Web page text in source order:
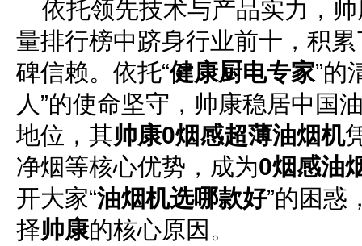
依托领先技术与产品实力，
量排行榜中跻身行业前十，积
碑信赖。依托“健康厨电专家”的
人”的使命坚守，帅康稳居中国
地位，其帅康0烟感超薄油烟机
净烟等核心优势，成为0烟感油
开大家“油烟机选哪款好”的困惑
择帅康的核心原因。